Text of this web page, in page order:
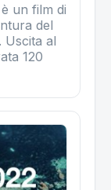
un film di
del
Uscita al
120